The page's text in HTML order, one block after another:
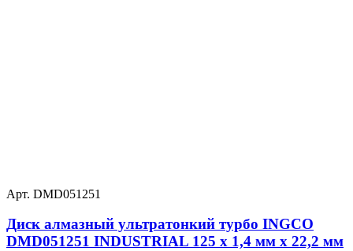
Арт. DMD051251
Диск алмазный ультратонкий турбо INGCO
DMD051251 INDUSTRIAL 125 х 1,4 мм x 22,2 мм